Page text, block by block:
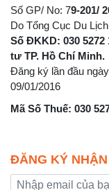
Số GP/ No: 79-201/
Do Tổng Cục Du
Số ĐKKD: 030
tư TP. Hồ Chí Minh.
Đăng ký lần đầu
09/01/2016
Mã Số Thuế: 030
ĐĂNG KÝ